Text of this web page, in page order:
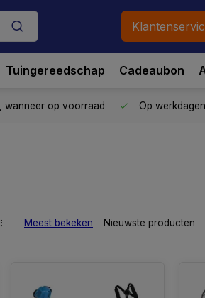
Tuingereedschap Cadeaubon
, wanneer op voorraad Op
Meest bekeken Nieuwste producten